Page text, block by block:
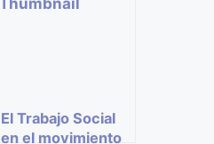
El Trabajo Social
en el movimiento